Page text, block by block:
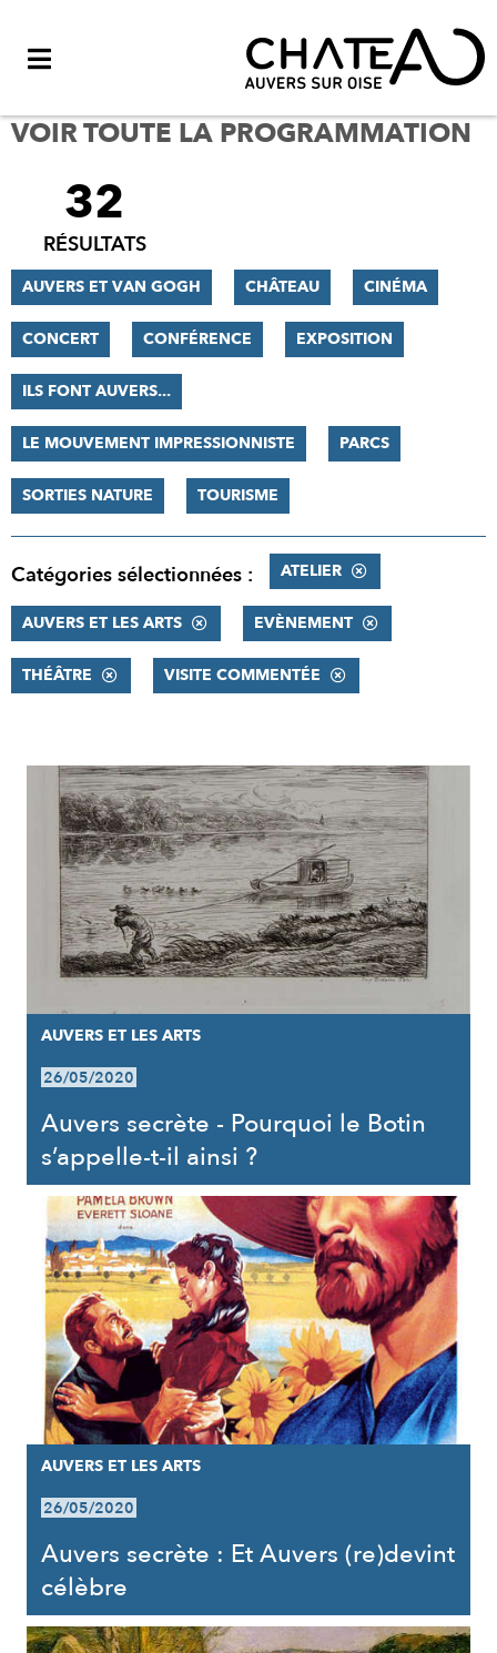
VOIR TOUTE LA PROGRAMMATION
FILTRER
RÉSULTATS
32
RÉSULTATS
AUVERS ET VAN GOGH CHÂTEAU CINÉMA
CONCERT CONFÉRENCE EXPOSITION
ILS FONT AUVERS...
LE MOUVEMENT IMPRESSIONNISTE PARCS
SORTIES NATURE TOURISME
Catégories sélectionnées : ATELIER
AUVERS ET LES ARTS EVÈNEMENT
THÉÂTRE VISITE COMMENTÉE
RÉSULTATS
AUVERS ET LES ARTS
26/05/2020
Auvers secrète - Pourquoi le Botin
s’appelle-t-il ainsi ?
AUVERS ET LES ARTS
26/05/2020
Auvers secrète : Et Auvers (re)devint
célèbre